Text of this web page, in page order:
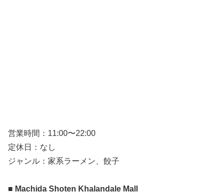
営業時間：11:00〜22:00
定休日：なし
ジャンル：家系ラーメン、餃子
■ Machida Shoten Khalandale Mall